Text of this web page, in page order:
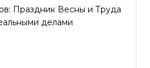
Праздник Весны и Труда
делами